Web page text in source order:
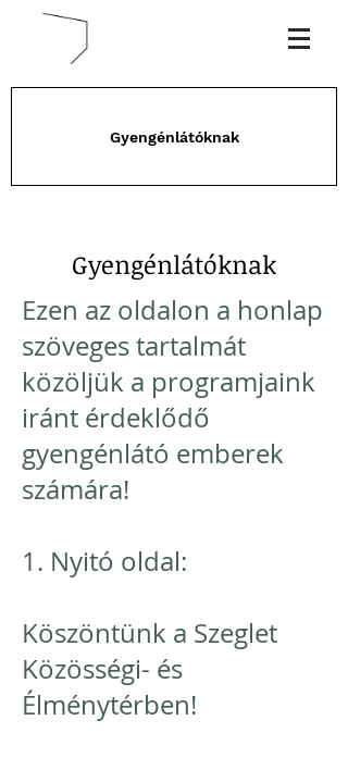
Gyengénlátóknak
Gyengénlátóknak
Ezen az oldalon a honlap
szöveges tartalmát
közöljük a programjaink
iránt érdeklődő
gyengénlátó emberek
számára!
1. Nyitó oldal:
Köszöntünk a Szeglet
Közösségi- és
Élménytérben!